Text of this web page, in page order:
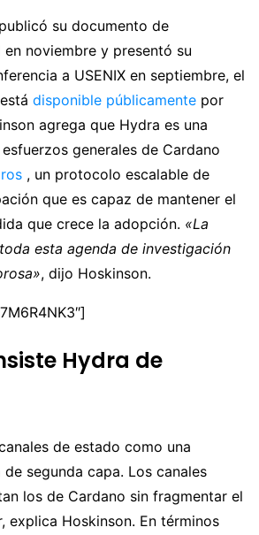
su documento de
noviembre y presentó su
a USENIX en septiembre, el
disponible públicamente por
agrega que Hydra es una
generales de Cardano
, un protocolo escalable de
que es capaz de mantener el
que crece la adopción. «La
esta agenda de investigación
, dijo Hoskinson.
Hydra de
de estado como una
segunda capa. Los canales
los de Cardano sin fragmentar el
explica Hoskinson. En términos